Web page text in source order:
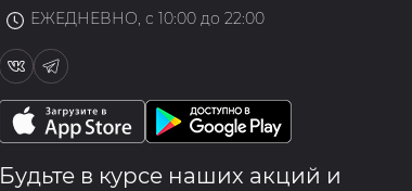
ЕЖЕДНЕВНО, с 10:00 до 22:00
Будьте в курсе наших акций и